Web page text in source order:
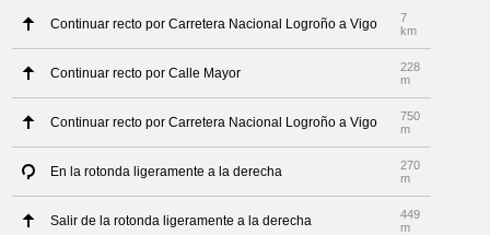
Continuar recto por Carretera Nacional Logroño a Vigo
7
km
Continuar recto por Calle Mayor
228
m
Continuar recto por Carretera Nacional Logroño a Vigo
750
m
En la rotonda ligeramente a la derecha
270
m
Salir de la rotonda ligeramente a la derecha
449
m